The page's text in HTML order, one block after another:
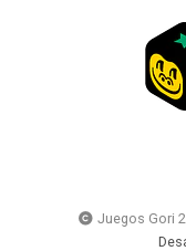
Juegos Gori